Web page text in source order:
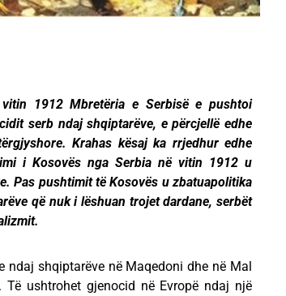
1912 Mbretëria e Serbisë e pushtoi
serb ndaj shqiptarëve, e përcjellë edhe
Krahas kësaj ka rrjedhur edhe
i Kosovës nga Serbia në vitin 1912 u
Pas pushtimit të Kosovës u zbatuapolitika
që nuk i lëshuan trojet dardane, serbët
ndaj shqiptarëve në Maqedoni dhe në Mal
Të ushtrohet gjenocid në Evropë ndaj një